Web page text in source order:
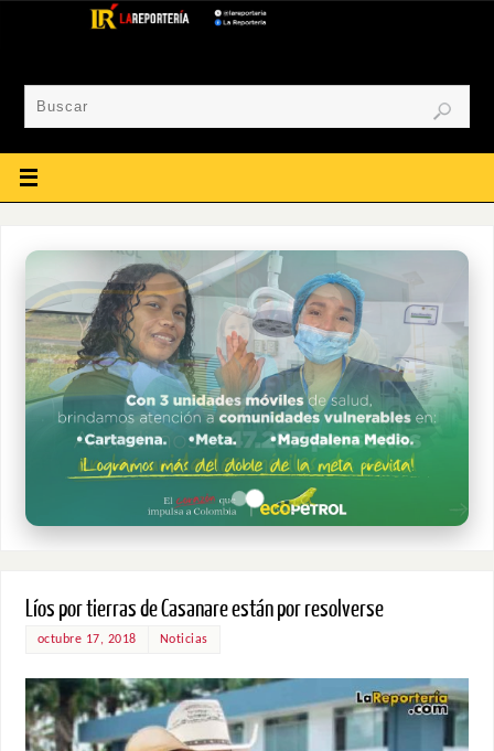
Líos por tierras de Casanare están por resolverse
octubre 17, 2018 Noticias